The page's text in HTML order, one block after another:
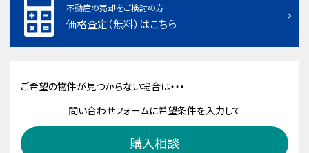
不動産の売却をご検討の方
価格査定（無料）はこちら
ご希望の物件が見つからない場合は・・・
問い合わせフォームに希望条件を入力して
購入相談